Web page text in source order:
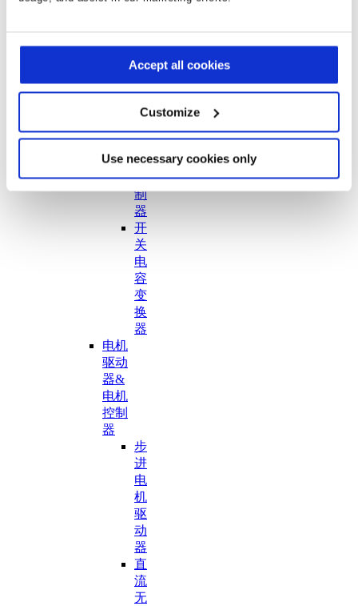
Accept all cookies
Customize
Use necessary cookies only
计
主
均
衡
芯
CC&CV
控
制
器
开
关
电
容
变
换
器
电机
驱动
器&
电机
控制
器
步
进
电
机
驱
动
器
直
流
无